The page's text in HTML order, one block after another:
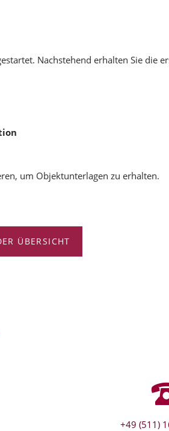
Nachstehend erhalten Sie die
um Objektunterlagen zu erhalten.
ÜBERSICHT
+49 (511)